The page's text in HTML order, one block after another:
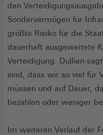
den
Sondervermögen für
größte Risiko für die
dauerhaft ausgeweitete
Verteidigung. Dullien
sind, dass wir so viel für
müssen und auf Dauer,
bezahlen oder weniger
Im weiteren Verlauf der